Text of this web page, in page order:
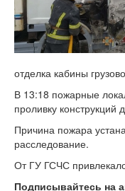
отделка кабины
В 13:18 пожарные
проливку конструкций
Причина пожара
расследование.
От ГУ ГСЧС
Подписывайтесь на